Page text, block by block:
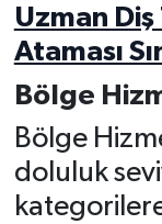
Uzman Diş
Ataması
Bölge
Bölge
doluluk
kategorilere